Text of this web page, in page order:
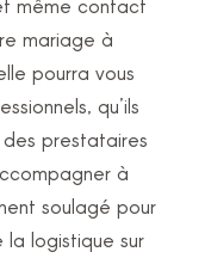
mariage à
pourra vous
qu’ils
prestataires
à
soulagé pour
logistique sur